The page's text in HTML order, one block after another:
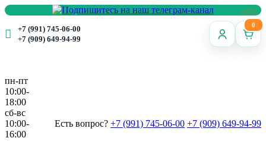
+7 (991) 745-06-00
+7 (909) 649-94-99
0
пн-пт
10:00-
18:00
сб-вс
10:00-
16:00
Есть вопрос? +7 (991) 745-06-00 +7 (909) 649-94-99